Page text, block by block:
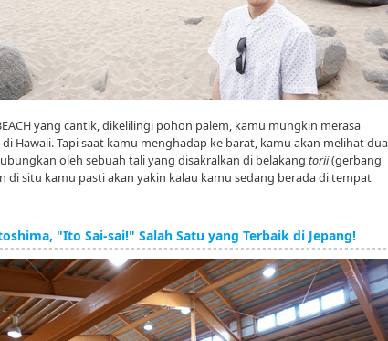
yang cantik, dikelilingi pohon palem, kamu mungkin merasa
Hawaii. Tapi saat kamu menghadap ke barat, kamu akan melihat dua
oleh sebuah tali yang disakralkan di belakang torii(gerbang
di situ kamu pasti akan yakin kalau kamu sedang berada di tempat
"Ito Sai-sai!" Salah Satu yang Terbaik di Jepang!